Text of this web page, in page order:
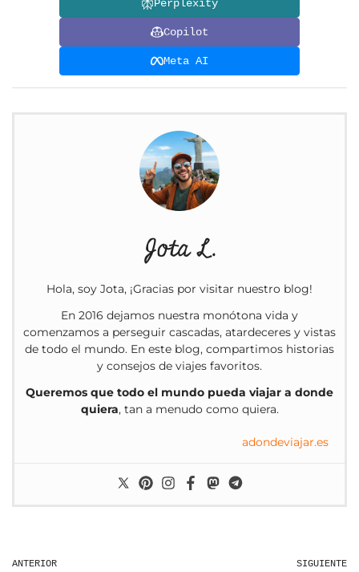
Perplexity
Copilot
Meta AI
Jota L.
Hola, soy Jota, ¡Gracias por visitar nuestro blog!
En 2016 dejamos nuestra monótona vida y
comenzamos a perseguir cascadas, atardeceres y vistas
de todo el mundo. En este blog, compartimos historias
y consejos de viajes favoritos.
Queremos que todo el mundo pueda viajar a donde
quiera, tan a menudo como quiera.
adondeviajar.es
ANTERIOR SIGUIENTE